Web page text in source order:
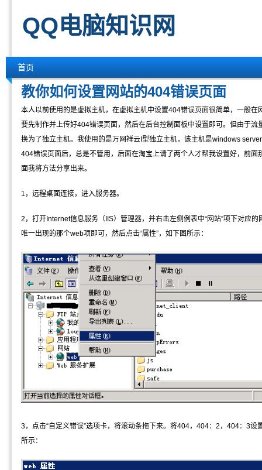
QQ电脑知识网
首页
教你如何设置网站的404错误页面
本人以前使用的是虚拟主机，在虚拟主机中设置404错误页面很简单，一般在
要先制作并上传好404错误页面，然后在后台控制面板中设置即可。但由于流
换为了独立主机。我使用的是万网祥云I型独立主机，该主机是windows
404错误页面后，总是不管用，后面在淘宝上请了两个人才帮我设置好，前面
面我将方法分享出来。
1，远程桌面连接，进入服务器。
2，打开Internet信息服务（IIS）管理器，并右击左侧例表中“网站”项下对应
唯一出现的那个web项即可，然后点击“属性”，如下图所示：
3，点击“自定义错误”选项卡，将滚动条拖下来。将404，404：2，404：3
所示：